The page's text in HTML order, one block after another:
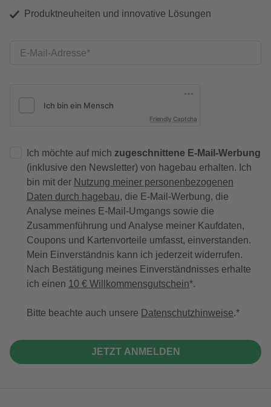
Produktneuheiten und innovative Lösungen
E-Mail-Adresse
Friendly Captcha
Ich möchte auf mich zugeschnittene E-Mail-Werbung
(inklusive den Newsletter) von hagebau erhalten. Ich
bin mit der Nutzung meiner personenbezogenen
Daten durch hagebau, die E-Mail-Werbung, die
Analyse meines E-Mail-Umgangs sowie die
Zusammenführung und Analyse meiner Kaufdaten,
Coupons und Kartenvorteile umfasst, einverstanden.
Mein Einverständnis kann ich jederzeit widerrufen.
Nach Bestätigung meines Einverständnisses erhalte
ich einen 10 € Willkommensgutschein*.
Bitte beachte auch unsere Datenschutzhinweise.
JETZT ANMELDEN